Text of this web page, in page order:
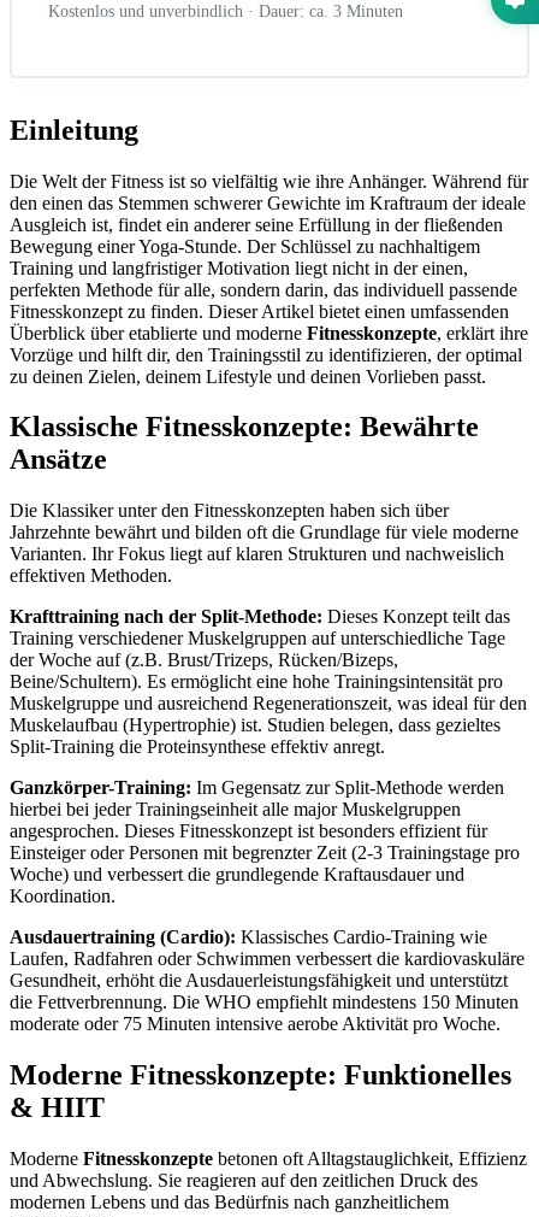
Kostenlos und unverbindlich · Dauer: ca. 3 Minuten
Einleitung
Die Welt der Fitness ist so vielfältig wie ihre Anhänger. Während für
den einen das Stemmen schwerer Gewichte im Kraftraum der ideale
Ausgleich ist, findet ein anderer seine Erfüllung in der fließenden
Bewegung einer Yoga-Stunde. Der Schlüssel zu nachhaltigem
Training und langfristiger Motivation liegt nicht in der einen,
perfekten Methode für alle, sondern darin, das individuell passende
Fitnesskonzept zu finden. Dieser Artikel bietet einen umfassenden
Überblick über etablierte und moderne Fitnesskonzepte, erklärt ihre
Vorzüge und hilft dir, den Trainingsstil zu identifizieren, der optimal
zu deinen Zielen, deinem Lifestyle und deinen Vorlieben passt.
Klassische Fitnesskonzepte: Bewährte
Ansätze
Die Klassiker unter den Fitnesskonzepten haben sich über
Jahrzehnte bewährt und bilden oft die Grundlage für viele moderne
Varianten. Ihr Fokus liegt auf klaren Strukturen und nachweislich
effektiven Methoden.
Krafttraining nach der Split-Methode: Dieses Konzept teilt das
Training verschiedener Muskelgruppen auf unterschiedliche Tage
der Woche auf (z.B. Brust/Trizeps, Rücken/Bizeps,
Beine/Schultern). Es ermöglicht eine hohe Trainingsintensität pro
Muskelgruppe und ausreichend Regenerationszeit, was ideal für den
Muskelaufbau (Hypertrophie) ist. Studien belegen, dass gezieltes
Split-Training die Proteinsynthese effektiv anregt.
Ganzkörper-Training: Im Gegensatz zur Split-Methode werden
hierbei bei jeder Trainingseinheit alle major Muskelgruppen
angesprochen. Dieses Fitnesskonzept ist besonders effizient für
Einsteiger oder Personen mit begrenzter Zeit (2-3 Trainingstage pro
Woche) und verbessert die grundlegende Kraftausdauer und
Koordination.
Ausdauertraining (Cardio): Klassisches Cardio-Training wie
Laufen, Radfahren oder Schwimmen verbessert die kardiovaskuläre
Gesundheit, erhöht die Ausdauerleistungsfähigkeit und unterstützt
die Fettverbrennung. Die WHO empfiehlt mindestens 150 Minuten
moderate oder 75 Minuten intensive aerobe Aktivität pro Woche.
Moderne Fitnesskonzepte: Funktionelles
& HIIT
Moderne Fitnesskonzepte betonen oft Alltagstauglichkeit, Effizienz
und Abwechslung. Sie reagieren auf den zeitlichen Druck des
modernen Lebens und das Bedürfnis nach ganzheitlichem